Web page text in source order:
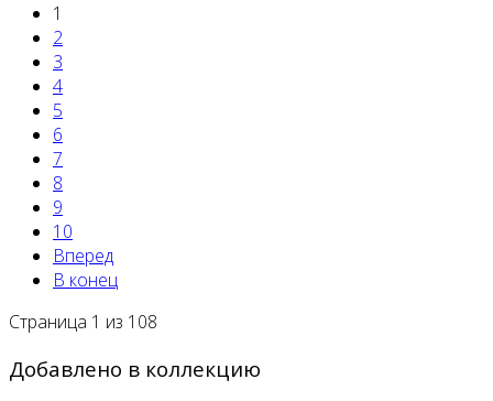
1
2
3
4
5
6
7
8
9
10
Вперед
В конец
Страница 1 из 108
Добавлено в коллекцию